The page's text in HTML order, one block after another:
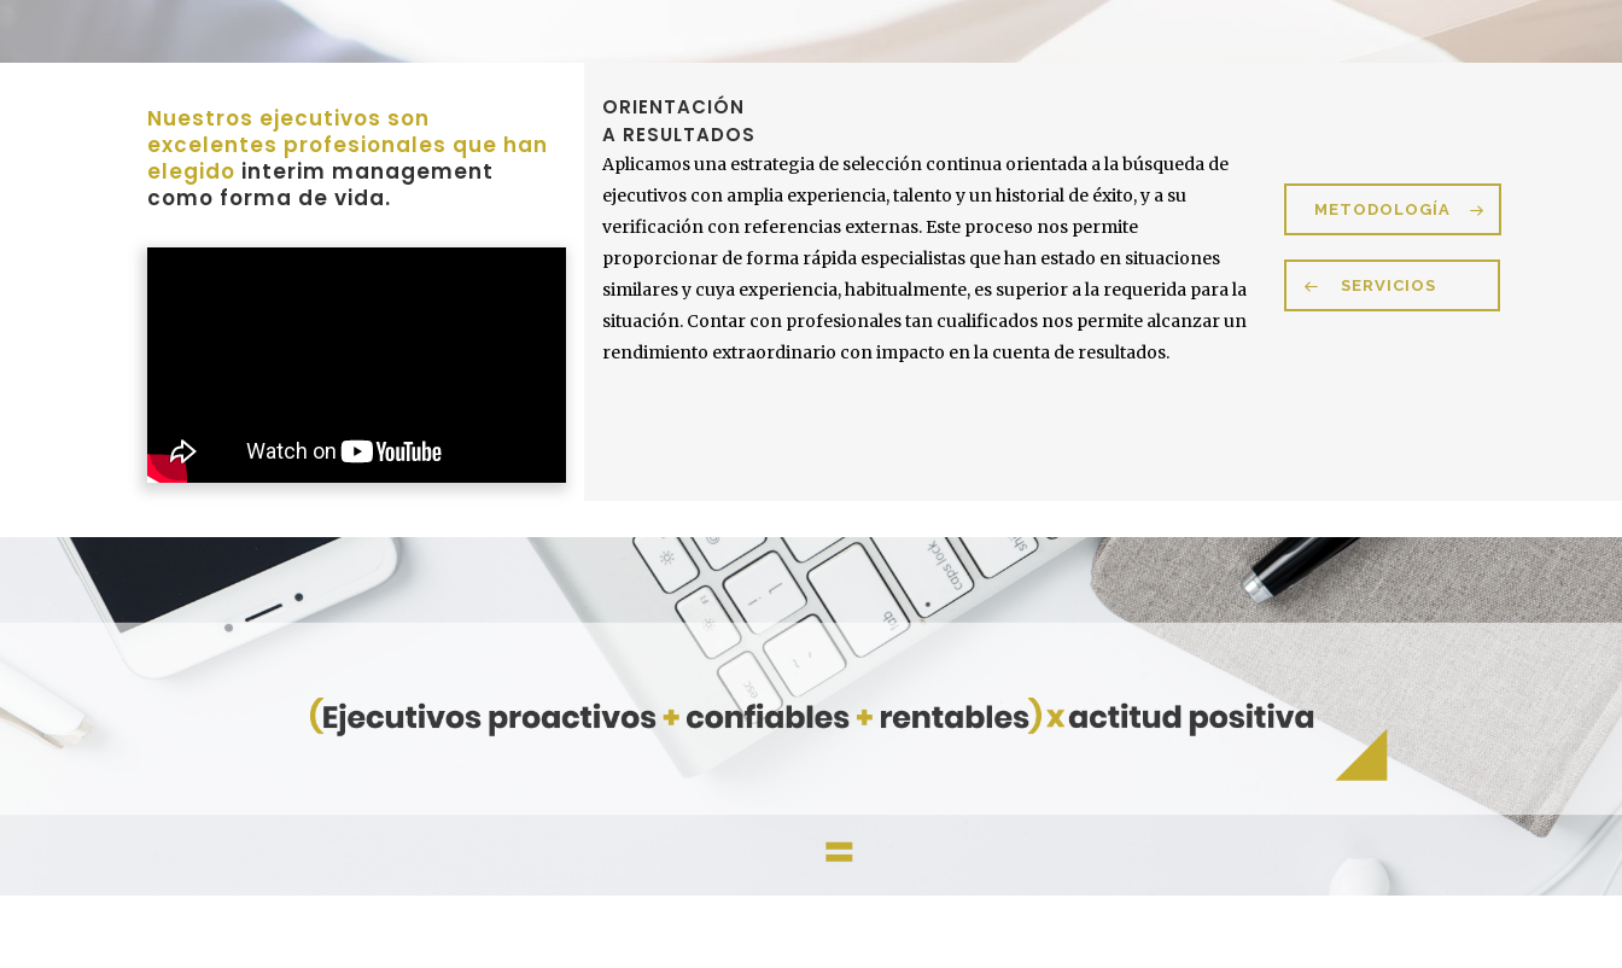
Nuestros ejecutivos son
excelentes profesionales que han
elegido interim management
como forma de vida.
ORIENTACIÓN
A RESULTADOS
Aplicamos una estrategia de selección continua orientada a la búsqueda de
ejecutivos con amplia experiencia, talento y un historial de éxito, y a su
verificación con referencias externas. Este proceso nos permite
proporcionar de forma rápida especialistas que han estado en situaciones
similares y cuya experiencia, habitualmente, es superior a la requerida para la
situación. Contar con profesionales tan cualificados nos permite alcanzar un
rendimiento extraordinario con impacto en la cuenta de resultados.
METODOLOGÍA
SERVICIOS